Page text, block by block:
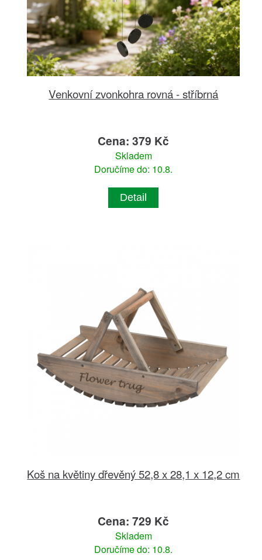
Venkovní zvonkohra rovná - stříbrná
Cena: 379 Kč
Skladem
Doručíme do: 10.8.
Detail
Koš na květiny dřevěný 52,8 x 28,1 x 12,2 cm
Cena: 729 Kč
Skladem
Doručíme do: 10.8.